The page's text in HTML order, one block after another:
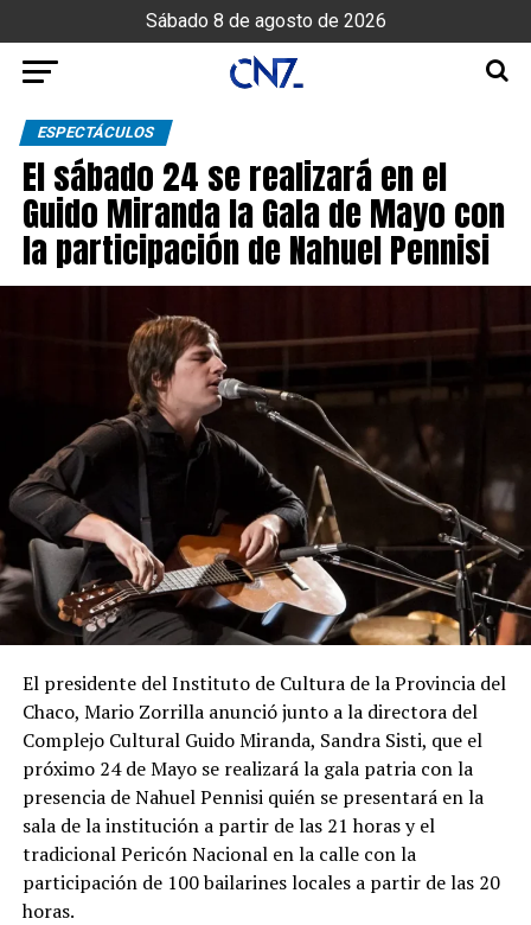
Sábado 8 de agosto de 2026
ESPECTÁCULOS
El sábado 24 se realizará en el
Guido Miranda la Gala de Mayo con
la participación de Nahuel Pennisi
El presidente del Instituto de Cultura de la Provincia del
Chaco, Mario Zorrilla anunció junto a la directora del
Complejo Cultural Guido Miranda, Sandra Sisti, que el
próximo 24 de Mayo se realizará la gala patria con la
presencia de Nahuel Pennisi quién se presentará en la
sala de la institución a partir de las 21 horas y el
tradicional Pericón Nacional en la calle con la
participación de 100 bailarines locales a partir de las 20
horas.